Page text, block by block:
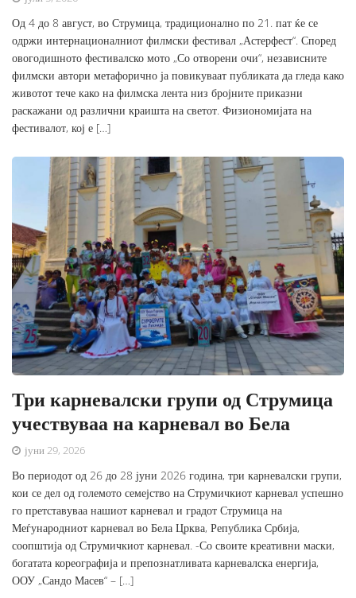
Од 4 до 8 август, во Струмица, традиционално по 21. пат ќе се
одржи интернационалниот филмски фестивал „Астерфест“. Според
овогодишното фестивалско мото „Со отворени очи“, независните
филмски автори метафорично ја повикуваат публиката да гледа како
животот тече како на филмска лента низ бројните приказни
раскажани од различни краишта на светот. Физиономијата на
фестивалот, кој е […]
Три карневалски групи од Струмица
учествуваа на карневал во Бела
јуни 29, 2026
Во периодот од 26 до 28 јуни 2026 година, три карневалски групи,
кои се дел од големото семејство на Струмичкиот карневал успешно
го претставуваа нашиот карневал и градот Струмица на
Меѓународниот карневал во Бела Црква, Република Србија,
соопштија од Струмичкиот карневал. -Со своите креативни маски,
богатата кореографија и препознатливата карневалска енергија,
ООУ „Сандо Масев“ – […]